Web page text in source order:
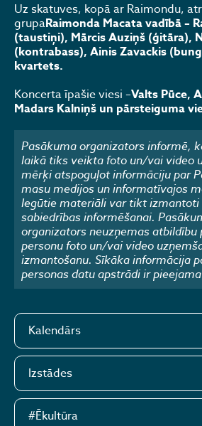
Uz skatuves, kopā ar Raimondu,
grupaRaimonda Macata vadībā –
(taustiņi), Mārcis Auziņš (ģitāra),
(kontrabass), Ainis Zavackis
kvartets.
Koncerta īpašie viesi –Valts Pūce,
Madars Kalniņš un pārsteiguma
Pasākuma organizators informē,
laikā tiks veikta foto un/vai video
mērķi atspoguļot informāciju par
masu medijos un informatīvajos
Iegūtie materiāli var tikt izmantoti
sabiedrības informēšanai.
organizators neuzņemas atbildību
personu foto un/vai video
izmantošanu. Sīkāka informācija
personas datu apstrādi ir pieejama
Kalendārs
Izstādes
#Ēkultūra